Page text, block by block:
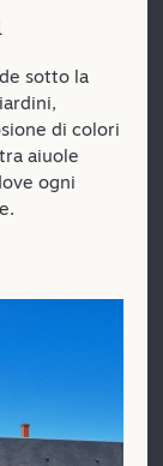
sotto la
di colori
aiuole
ogni